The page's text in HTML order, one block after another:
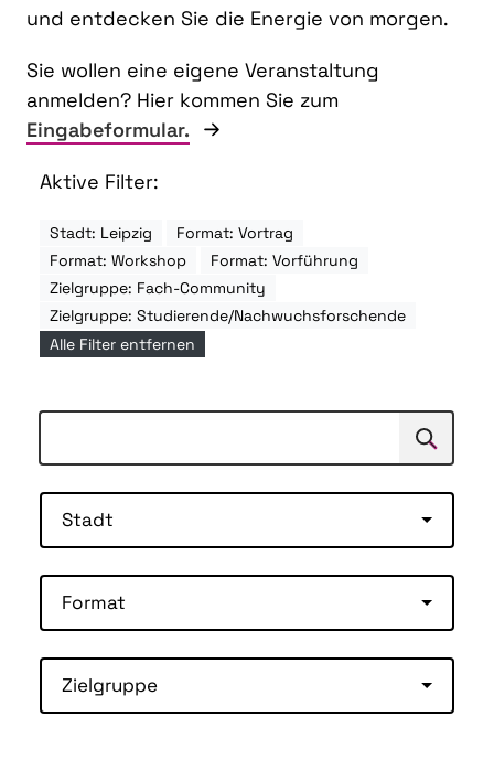
und entdecken Sie die Energie von morgen.
Sie wollen eine eigene Veranstaltung
anmelden? Hier kommen Sie zum
Eingabeformular.
Aktive Filter:
Stadt: Leipzig
Format: Vortrag
Format: Workshop
Format: Vorführung
Zielgruppe: Fach-Community
Zielgruppe: Studierende/Nachwuchsforschende
Alle Filter entfernen
Suchen
Stadt
Format
Zielgruppe